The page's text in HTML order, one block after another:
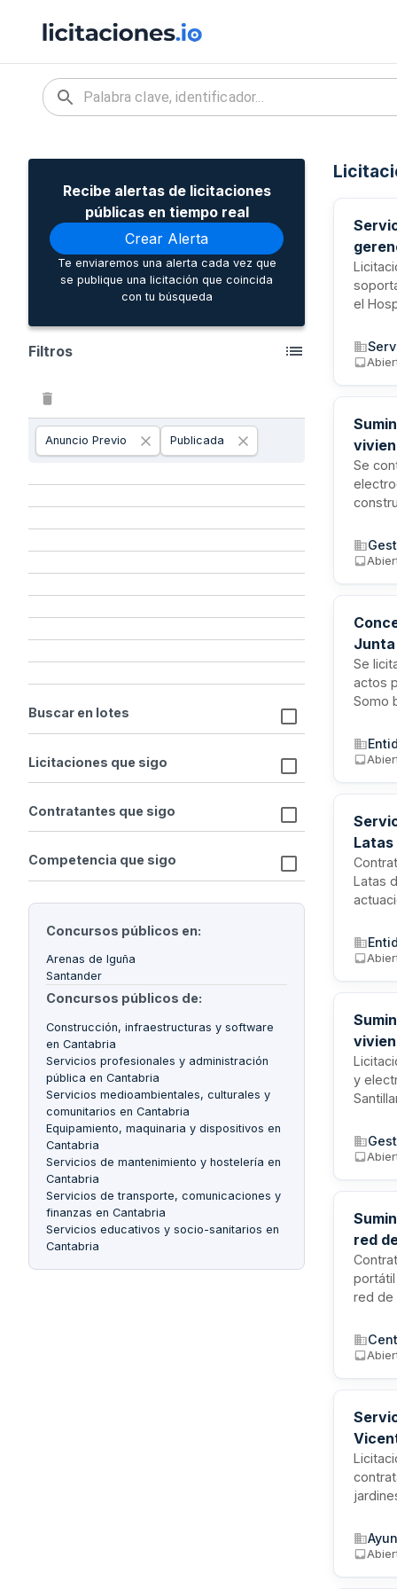
Recibe alertas de licitaciones
públicas en tiempo real
Crear Alerta
Te enviaremos una alerta cada vez que
se publique una licitación que coincida
con tu búsqueda
Filtros
Anuncio Previo Publicada
Buscar en lotes
Licitaciones que sigo
Contratantes que sigo
Competencia que sigo
Concursos públicos en:
Arenas de Iguña
Santander
Concursos públicos de:
Construcción, infraestructuras y software
en Cantabria
Servicios profesionales y administración
pública en Cantabria
Servicios medioambientales, culturales y
comunitarios en Cantabria
Equipamiento, maquinaria y dispositivos en
Cantabria
Servicios de mantenimiento y hostelería en
Cantabria
Servicios de transporte, comunicaciones y
finanzas en Cantabria
Servicios educativos y socio-sanitarios en
Cantabria
el
de
Se
en
Junta
Se
actos
Somo
Latas
Latas
y
red
red de